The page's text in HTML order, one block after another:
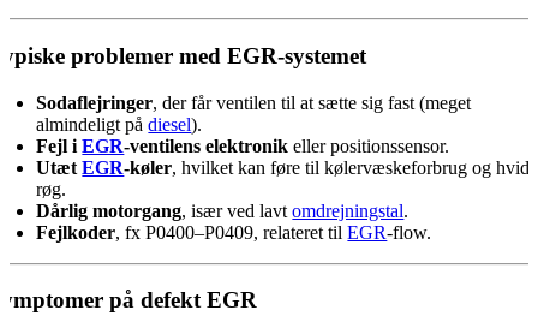
problemer med EGR-systemet
Sodaflejringer, der får ventilen til at sætte sig fast (meget
almindeligt pådiesel).
Fejl iEGR-ventilens elektronik eller positionssensor.
UtætEGR-køler, hvilket kan føre til kølervæskeforbrug og hvid
røg.
Dårlig motorgang, især ved lavtomdrejningstal.
Fejlkoder, fx P0400–P0409, relateret tilEGR-flow.
på defekt EGR